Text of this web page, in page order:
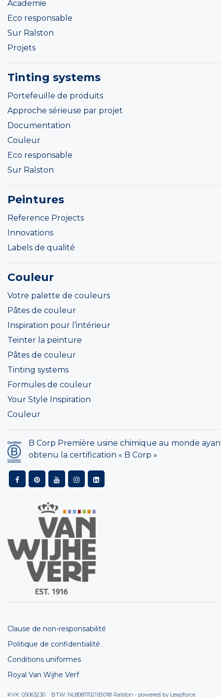
Academie
Eco responsable
Sur Ralston
Projets
Tinting systems
Portefeuille de produits
Approche sérieuse par projet
Documentation
Couleur
Eco responsable
Sur Ralston
Peintures
Reference Projects
Innovations
Labels de qualité
Couleur
Votre palette de couleurs
Pâtes de couleur
Inspiration pour l’intérieur
Teinter la peinture
Pâtes de couleur
Tinting systems
Formules de couleur
Your Style Inspiration
Couleur
B Corp Première usine chimique au monde
obtenu la certification « B Corp »
Clause de non-responsabilité
Politique de confidentialité
Conditions uniformes
Royal Van Wijhe Verf
KVK: 05063230 BTW: NL808170211B01© Ralston - powered by Leapforce